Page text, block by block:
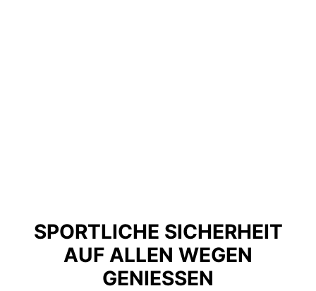
SPORTLICHE SICHERHEIT
AUF ALLEN WEGEN
GENIESSEN